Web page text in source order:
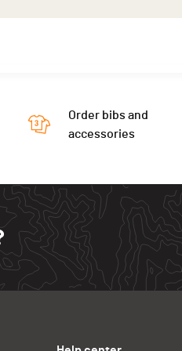
Order bibs and
accessories